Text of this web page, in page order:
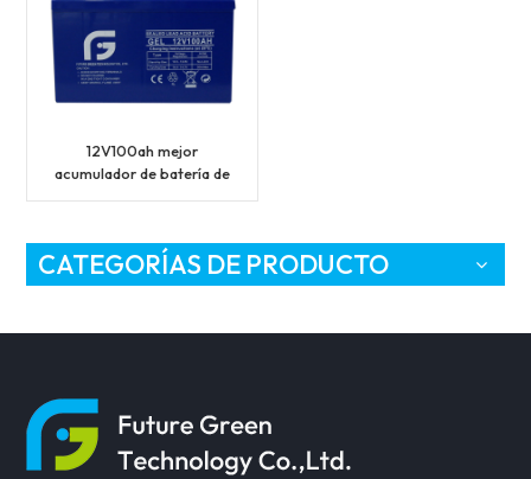
12V100ah mejor
acumulador de batería de
CATEGORÍAS DE PRODUCTO